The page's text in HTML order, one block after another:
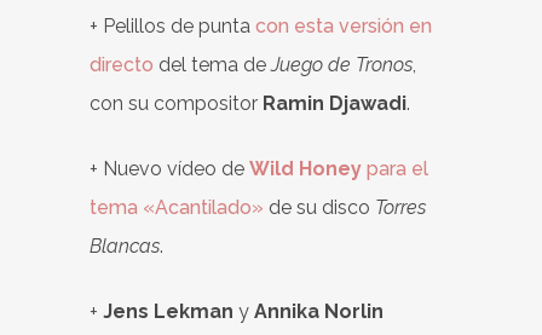
+ Pelillos de punta con esta versión en
directo del tema deJuego de Tronos,
con su compositor Ramin Djawadi.
+ Nuevo vídeo de Wild Honey para el
tema «Acantilado» de su disco Torres
Blancas.
+ Jens Lekman y Annika Norlin